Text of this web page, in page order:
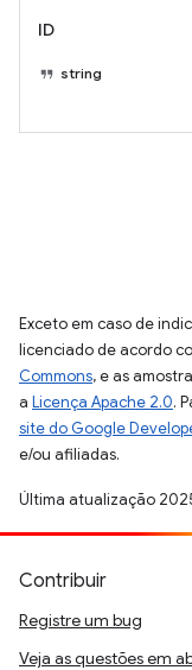
ID
string
Exceto em caso de
licenciado de acordo
Commons, e as
a Licença Apache 2.0.
site do Google
e/ou afiliadas.
Última atualização
Contribuir
Registre um bug
Veja as questões em